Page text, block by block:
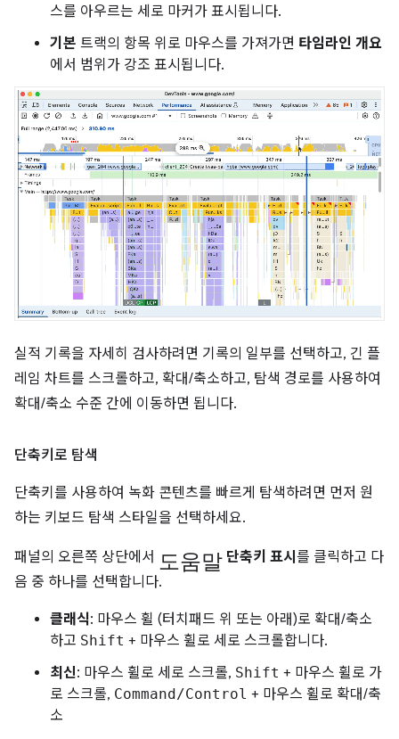
스를 아우르는 세로 마커가 표시됩니다.
기본 트랙의 항목 위로 마우스를 가져가면 타임라인 개요
에서 범위가 강조 표시됩니다.
실적 기록을 자세히 검사하려면 기록의 일부를 선택하고, 긴 플
레임 차트를 스크롤하고, 확대/축소하고, 탐색 경로를 사용하여
확대/축소 수준 간에 이동하면 됩니다.
단축키로 탐색
단축키를 사용하여 녹화 콘텐츠를 빠르게 탐색하려면 먼저 원
하는 키보드 탐색 스타일을 선택하세요.
패널의 오른쪽 상단에서 도움말 단축키 표시 를 클릭하고 다
음 중 하나를 선택합니다.
클래식: 마우스 휠 (터치패드 위 또는 아래)로 확대/축소
하고 Shift + 마우스 휠로 세로 스크롤합니다.
최신: 마우스 휠로 세로 스크롤, Shift + 마우스 휠로 가
로 스크롤, Command/Control + 마우스 휠로 확대/축
소